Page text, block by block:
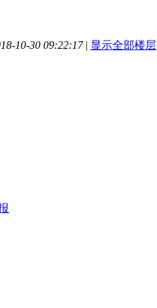
10-30 09:22:17 | 显示全部楼层